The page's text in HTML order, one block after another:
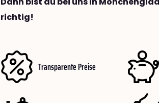
richtig!
Transparente Preise